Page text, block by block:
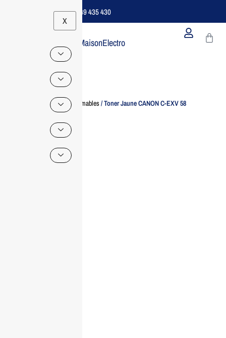
Support B2B Dédié | 06 49 435 430
X
MaisonElectro
Home /Consommables/ Toner Jaune CANON C-EXV 58